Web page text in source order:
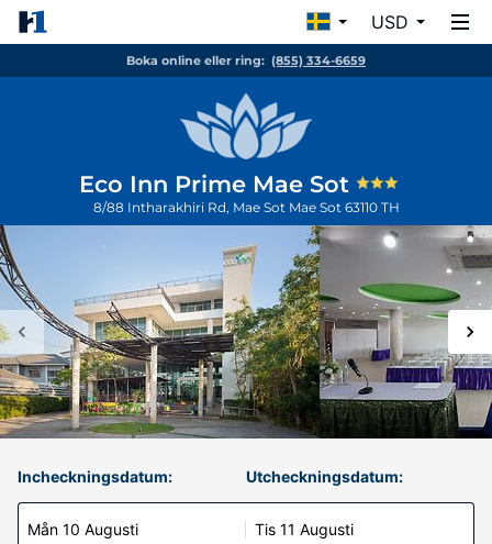
USD
Boka online eller ring: (855) 334-6659
Eco Inn Prime Mae Sot
8/88 Intharakhiri Rd, Mae Sot Mae Sot 63110 TH
Incheckningsdatum:
Mån 10 Augusti
Utcheckningsdatum:
Tis 11 Augusti